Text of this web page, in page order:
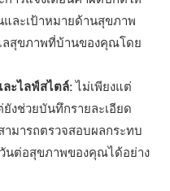
และเป้าหมายด้านสุขภาพ
สุขภาพที่บ้านของคุณโดย
ะไลฟ์สไตล์:ไม่เพียงแต่
งช่วยบันทึกรายละเอียด
มารถตรวจสอบผลกระทบ
นต่อสุขภาพของคุณได้อย่าง